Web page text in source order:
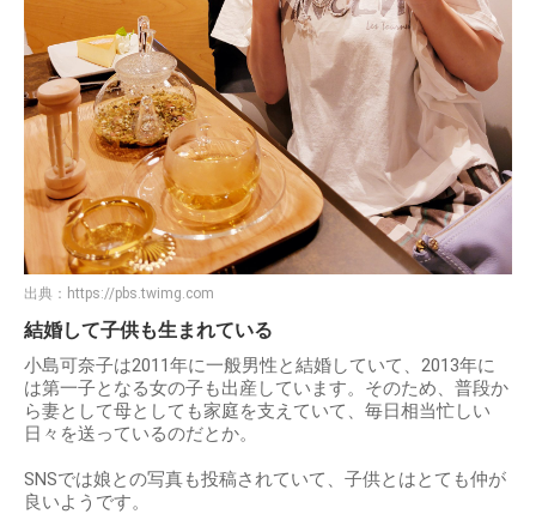
出典： https://pbs.twimg.com
結婚して子供も生まれている
小島可奈子は2011年に一般男性と結婚していて、2013年に
は第一子となる女の子も出産しています。そのため、普段か
ら妻として母としても家庭を支えていて、毎日相当忙しい
日々を送っているのだとか。
SNSでは娘との写真も投稿されていて、子供とはとても仲が
良いようです。